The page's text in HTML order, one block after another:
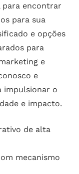
para encontrar
para sua
e opções
para
e
e
impulsionar o
e impacto.
de alta
mecanismo